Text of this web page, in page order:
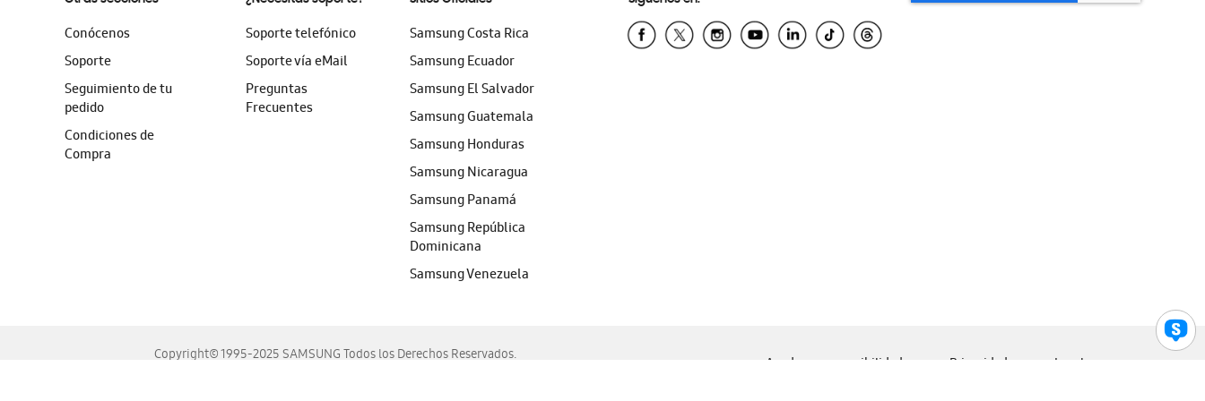
Conócenos
Soporte
Seguimiento de tu
pedido
Condiciones de
Compra
Soporte telefónico
Soporte vía eMail
Preguntas
Frecuentes
Samsung Costa Rica
Samsung Ecuador
Samsung El Salvador
Samsung Guatemala
Samsung Honduras
Samsung Nicaragua
Samsung Panamá
Samsung República
Dominicana
Samsung Venezuela
Copyright© 1995-2025 SAMSUNG Todos los Derechos Reservados.
Ayuda para accesibilidad Privacidad Legal